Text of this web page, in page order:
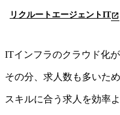
リクルートエージェントIT
ITインフラのクラウド化
その分、求人数も多いた
スキルに合う求人を効率